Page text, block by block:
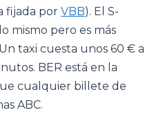
fijada por VBB). El S-
mismo pero es más
taxi cuesta unos 60 € a
BER está en la
cualquier billete de
ABC.